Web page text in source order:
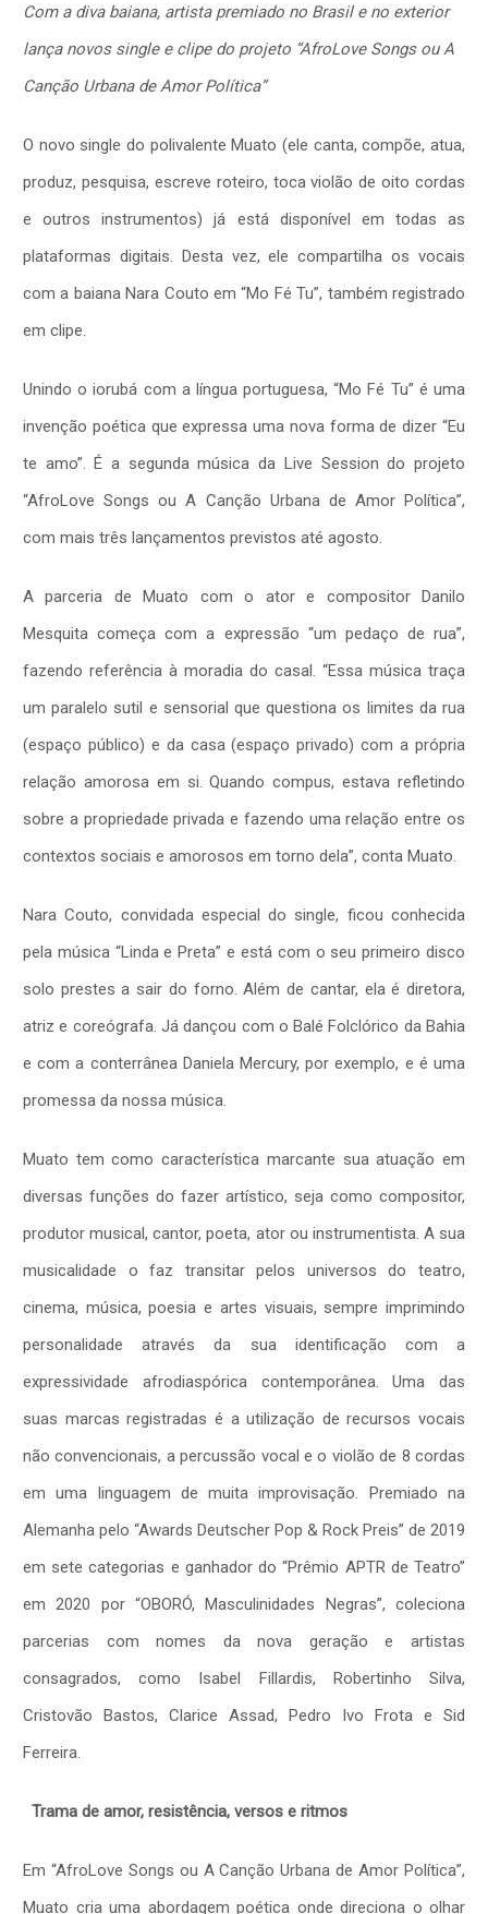
Com a diva baiana, artista premiado no Brasil e no exterior
lança novos single e clipe do projeto “AfroLove Songs ou A
Canção Urbana de Amor Política”
O novo single do polivalente Muato (ele canta, compõe, atua,
produz, pesquisa, escreve roteiro, toca violão de oito cordas
e outros instrumentos) já está disponível em todas as
plataformas digitais. Desta vez, ele compartilha os vocais
com a baiana Nara Couto em “Mo Fé Tu”, também registrado
em clipe.
Unindo o iorubá com a língua portuguesa, “Mo Fé Tu” é uma
invenção poética que expressa uma nova forma de dizer “Eu
te amo”. É a segunda música da Live Session do projeto
“AfroLove Songs ou A Canção Urbana de Amor Política”,
com mais três lançamentos previstos até agosto.
A parceria de Muato com o ator e compositor Danilo
Mesquita começa com a expressão “um pedaço de rua”,
fazendo referência à moradia do casal. “Essa música traça
um paralelo sutil e sensorial que questiona os limites da rua
(espaço público) e da casa (espaço privado) com a própria
relação amorosa em si. Quando compus, estava refletindo
sobre a propriedade privada e fazendo uma relação entre os
contextos sociais e amorosos em torno dela”, conta Muato.
Nara Couto, convidada especial do single, ficou conhecida
pela música “Linda e Preta” e está com o seu primeiro disco
solo prestes a sair do forno. Além de cantar, ela é diretora,
atriz e coreógrafa. Já dançou com o Balé Folclórico da Bahia
e com a conterrânea Daniela Mercury, por exemplo, e é uma
promessa da nossa música.
Muato tem como característica marcante sua atuação em
diversas funções do fazer artístico, seja como compositor,
produtor musical, cantor, poeta, ator ou instrumentista. A sua
musicalidade o faz transitar pelos universos do teatro,
cinema, música, poesia e artes visuais, sempre imprimindo
personalidade através da sua identificação com a
expressividade afrodiaspórica contemporânea. Uma das
suas marcas registradas é a utilização de recursos vocais
não convencionais, a percussão vocal e o violão de 8 cordas
em uma linguagem de muita improvisação. Premiado na
Alemanha pelo “Awards Deutscher Pop & Rock Preis” de 2019
em sete categorias e ganhador do “Prêmio APTR de Teatro”
em 2020 por “OBORÓ, Masculinidades Negras”, coleciona
parcerias com nomes da nova geração e artistas
consagrados, como Isabel Fillardis, Robertinho Silva,
Cristovão Bastos, Clarice Assad, Pedro Ivo Frota e Sid
Ferreira.
Trama de amor, resistência, versos e ritmos
Em “AfroLove Songs ou A Canção Urbana de Amor Política”,
Muato cria uma abordagem poética onde direciona o olhar